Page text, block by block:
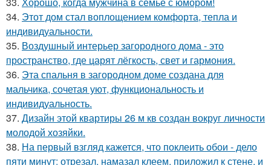
34. Этот дом стал воплощением комфорта, тепла и
индивидуальности.
35. Воздушный интерьер загородного дома - это
пространство, где царят лёгкость, свет и гармония.
36. Эта спальня в загородном доме создана для
мальчика, сочетая уют, функциональность и
индивидуальность.
37. Дизайн этой квартиры 26 м кв создан вокруг личности
молодой хозяйки.
38. На первый взгляд кажется, что поклеить обои - дело
пяти минут: отрезал, намазал клеем, приложил к стене, и